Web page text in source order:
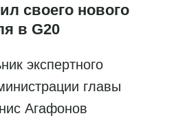
своего нового
в G20
экспертного
главы
Агафонов